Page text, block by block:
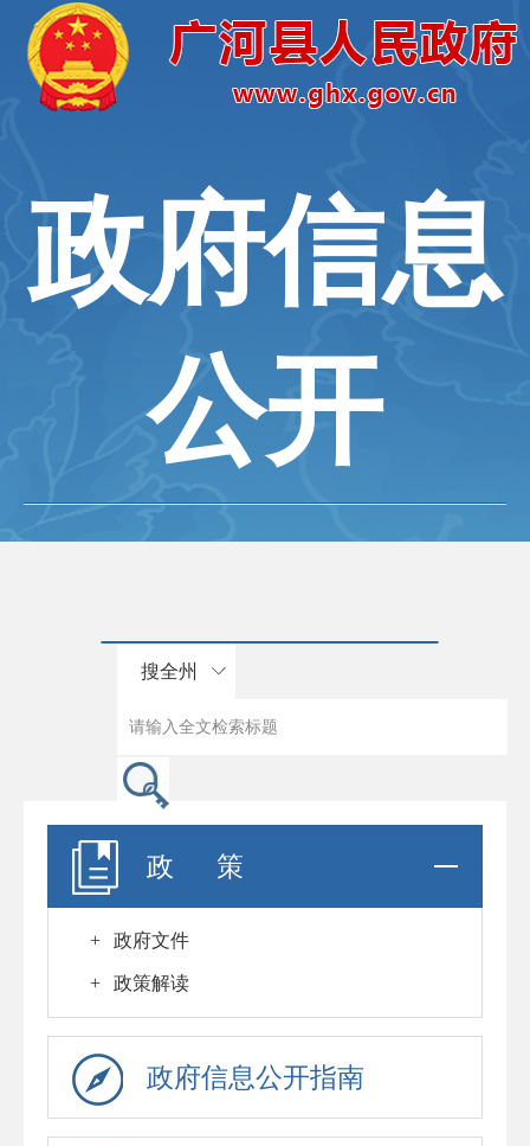
政府信息
公开
搜全州
政 策
+ 政府文件
+ 政策解读
政府信息公开指南